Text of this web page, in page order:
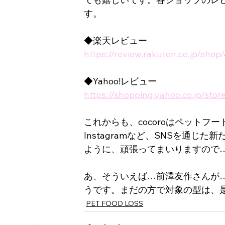
す。
◆楽天レビュー
https://review.rakuten.co.jp/
◆Yahoo!レビュー
https://shopping.yahoo.co.jp/
これからも、cocoroはペットフ
Instagramなど、SNSを通じた新
ように、頑張ってまいりますの
あ、そういえば…前澤友作さん
うです。まだの方で対象の型は
PET FOOD LOSS